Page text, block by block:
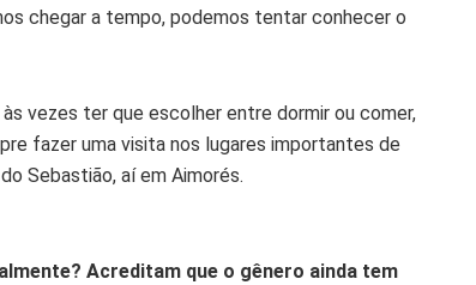
chegar a tempo, podemos tentar conhecer o
vezes ter que escolher entre dormir ou comer,
fazer uma visita nos lugares importantes de
Sebastião, aí em Aimorés.
Acreditam que o gênero ainda tem